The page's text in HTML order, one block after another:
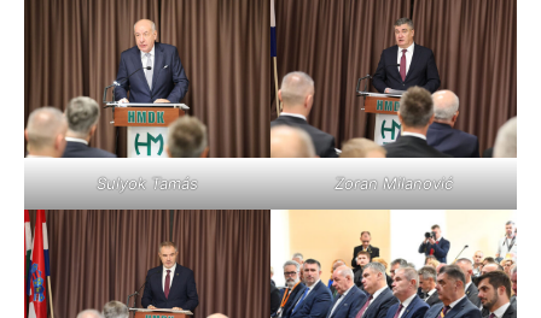
Sulyok Tamás Zoran Milanović